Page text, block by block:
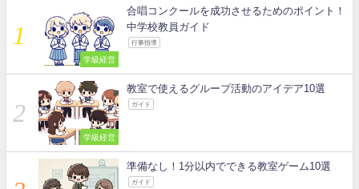
学級経営
合唱コンクールを成功させるためのポイント！
中学校教員ガイド
行事指導
学級経営
教室で使えるグループ活動のアイデア10選
ガイド
準備なし！1分以内でできる教室ゲーム10選
ガイド